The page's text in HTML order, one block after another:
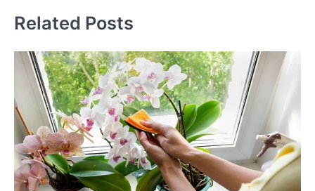
Related Posts